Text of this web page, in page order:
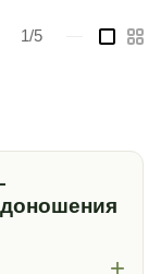
1/5